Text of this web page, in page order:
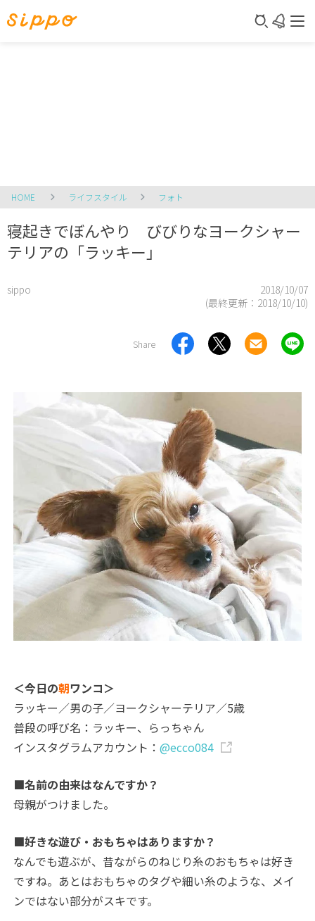
HOME ライフスタイル フォト
寝起きでぼんやり びびりなヨークシャー
テリアの「ラッキー」
sippo
2018/10/07
(最終更新： 2018/10/10)
Share
＜今日の朝ワンコ＞
ラッキー／男の子／ヨークシャーテリア／5歳
普段の呼び名：ラッキー、らっちゃん
インスタグラムアカウント：@ecco084
■名前の由来はなんですか？
母親がつけました。
■好きな遊び・おもちゃはありますか？
なんでも遊ぶが、昔ながらのねじり糸のおもちゃは好き
ですね。あとはおもちゃのタグや細い糸のような、メイ
ンではない部分がスキです。